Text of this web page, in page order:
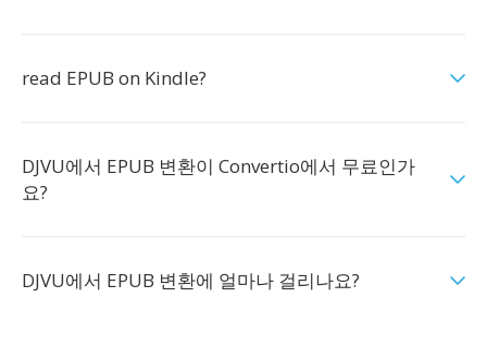
read EPUB on Kindle?
DJVU에서 EPUB 변환이 Convertio에서 무료인가
요?
DJVU에서 EPUB 변환에 얼마나 걸리나요?